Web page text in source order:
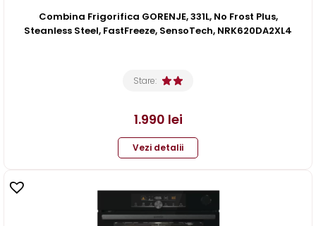
Combina Frigorifica GORENJE, 331L, No Frost Plus,
Steanless Steel, FastFreeze, SensoTech, NRK620DA2XL4
Stare:
1.990 lei
Vezi detalii